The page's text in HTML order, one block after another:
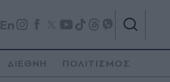
En
ΔΙΕΘΝΗ ΠΟΛΙΤΙΣΜΟΣ